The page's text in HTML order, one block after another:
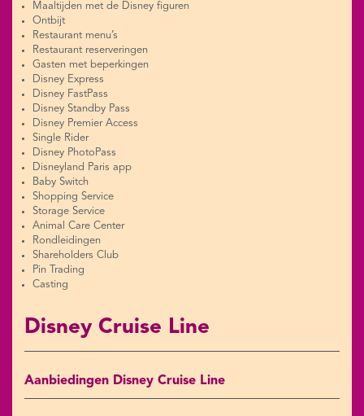
Maaltijden met de Disney figuren
Ontbijt
Restaurant menu’s
Restaurant reserveringen
Gasten met beperkingen
Disney Express
Disney FastPass
Disney Standby Pass
Disney Premier Access
Single Rider
Disney PhotoPass
Disneyland Paris app
Baby Switch
Shopping Service
Storage Service
Animal Care Center
Rondleidingen
Shareholders Club
Pin Trading
Casting
Disney Cruise Line
Aanbiedingen Disney Cruise Line